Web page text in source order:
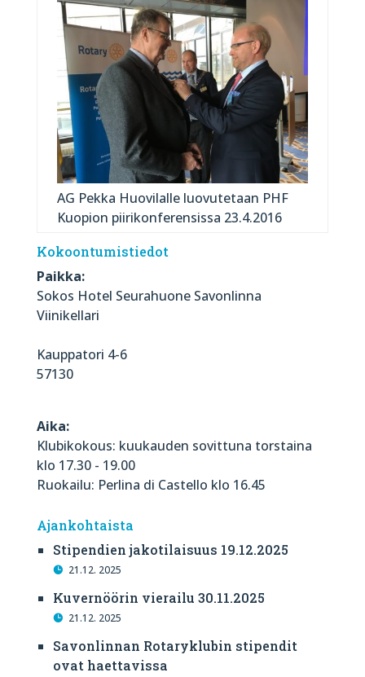
AG Pekka Huovilalle luovutetaan PHF
Kuopion piirikonferensissa 23.4.2016
Kokoontumistiedot
Paikka:
Sokos Hotel Seurahuone Savonlinna
Viinikellari
Kauppatori 4-6
57130
Aika:
Klubikokous: kuukauden sovittuna torstaina
klo 17.30 - 19.00
Ruokailu: Perlina di Castello klo 16.45
Ajankohtaista
Stipendien jakotilaisuus 19.12.2025
21.12. 2025
Kuvernöörin vierailu 30.11.2025
21.12. 2025
Savonlinnan Rotaryklubin stipendit
ovat haettavissa